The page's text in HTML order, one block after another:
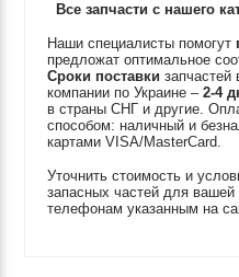
Все запчасти с нашего
Наши специалисты помогут
предложат оптимальное
Сроки поставки запчастей
компании по Украине –2-4
в страны СНГ и другие.
способом: наличный и
картами VISA/MasterCard.
Уточнить стоимость и
запасных частей для
телефонам указанным на